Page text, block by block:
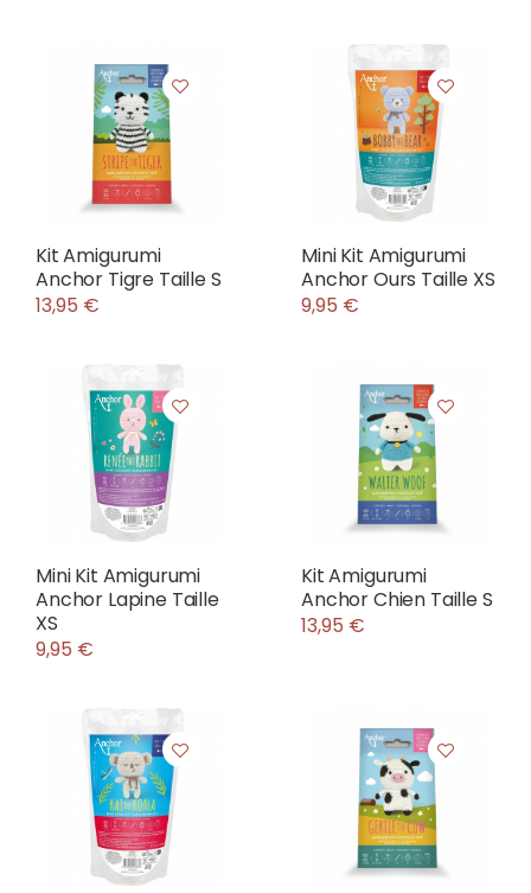
Kit Amigurumi
Anchor Tigre Taille S
13,95 €
Mini Kit Amigurumi
Anchor Ours Taille XS
9,95 €
Mini Kit Amigurumi
Anchor Lapine Taille
XS
9,95 €
Kit Amigurumi
Anchor Chien Taille S
13,95 €